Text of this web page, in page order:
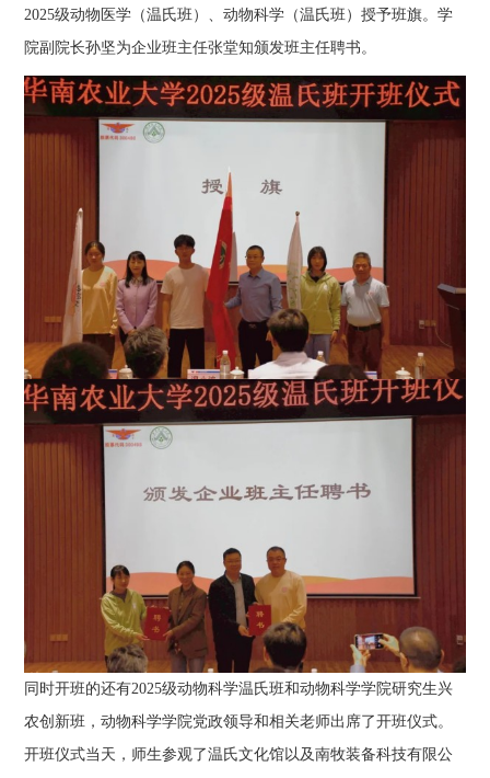
2025级动物医学（温氏班）、动物科学（温氏班）授予班旗。学
院副院长孙坚为企业班主任张堂知颁发班主任聘书。
同时开班的还有2025级动物科学温氏班和动物科学学院研究生兴
农创新班，动物科学学院党政领导和相关老师出席了开班仪式。
开班仪式当天，师生参观了温氏文化馆以及南牧装备科技有限公